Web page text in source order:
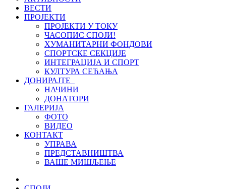
ВЕСТИ
ПРОЈЕКТИ
ПРОЈЕКТИ У ТОКУ
ЧАСОПИС СПОЈИ!
ХУМАНИТАРНИ ФОНДОВИ
СПОРТСКЕ СЕКЦИЈЕ
ИНТЕГРАЦИЈА И СПОРТ
КУЛТУРА СЕЋАЊА
ДОНИРАЈТЕ
НАЧИНИ
ДОНАТОРИ
ГАЛЕРИЈА
ФОТО
ВИДЕО
КОНТАКТ
УПРАВА
ПРЕДСТАВНИШТВА
ВАШЕ МИШЉЕЊЕ